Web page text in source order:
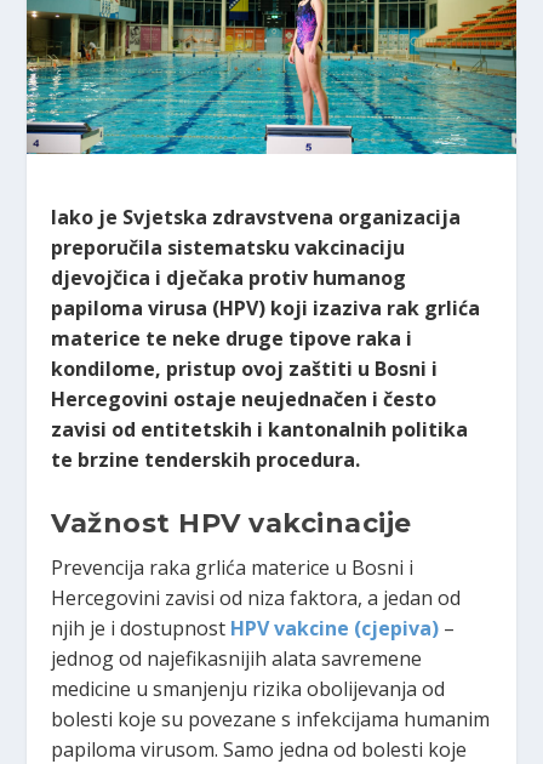
Iako je Svjetska zdravstvena organizacija
preporučila sistematsku vakcinaciju
djevojčica i dječaka protiv humanog
papiloma virusa (HPV) koji izaziva rak grlića
materice te neke druge tipove raka i
kondilome, pristup ovoj zaštiti u Bosni i
Hercegovini ostaje neujednačen i često
zavisi od entitetskih i kantonalnih politika
te brzine tenderskih procedura.
Važnost HPV vakcinacije
Prevencija raka grlića materice u Bosni i
Hercegovini zavisi od niza faktora, a jedan od
njih je i dostupnost HPV vakcine (cjepiva) –
jednog od najefikasnijih alata savremene
medicine u smanjenju rizika obolijevanja od
bolesti koje su povezane s infekcijama humanim
papiloma virusom. Samo jedna od bolesti koje